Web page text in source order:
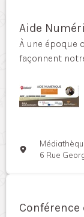
Aide
À une époque
façonnent
6 Rue
Conférence